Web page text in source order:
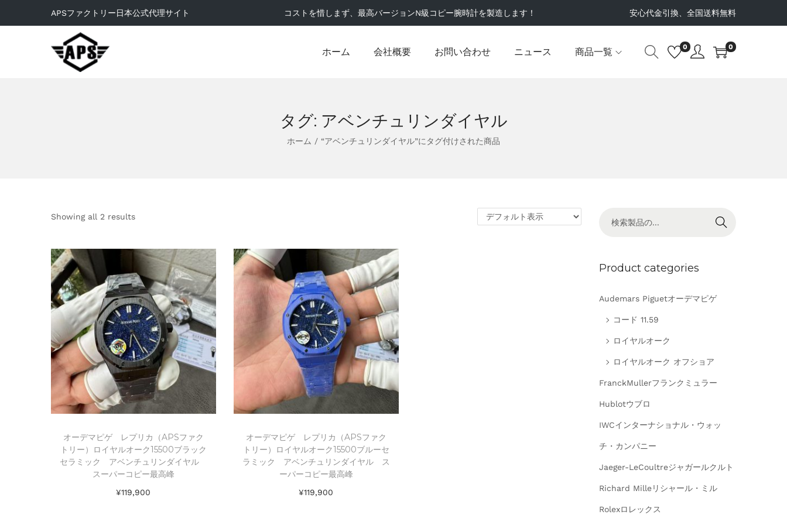
APSファクトリー日本公式代理サイト コストを惜しまず、最高バージョンN級コピー腕時計を製造します！ 安心代金引換、全国送料無料
ホーム 会社概要 お問い合わせ ニュース 商品一覧 0 0
タグ: アベンチュリンダイヤル
ホーム / “アベンチュリンダイヤル”にタグ付けされた商品
Showing all 2 results
オーデマピゲ レプリカ（APSファク
トリー）ロイヤルオーク15500ブラック
セラミック アベンチュリンダイヤル
スーパーコピー最高峰
¥119,900
オーデマピゲ レプリカ（APSファク
トリー）ロイヤルオーク15500ブルーセ
ラミック アベンチュリンダイヤル ス
ーパーコピー最高峰
¥119,900
検索
Product categories
Audemars Piguetオーデマピゲ
コード 11.59
ロイヤルオーク
ロイヤルオーク オフショア
FranckMullerフランクミュラー
Hublotウブロ
IWCインターナショナル・ウォッ
チ・カンパニー
Jaeger-LeCoultreジャガールクルト
Richard Milleリシャール・ミル
Rolexロレックス